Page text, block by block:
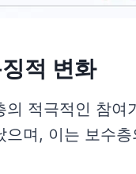
적 변화
적극적인 참여
며, 이는 보수